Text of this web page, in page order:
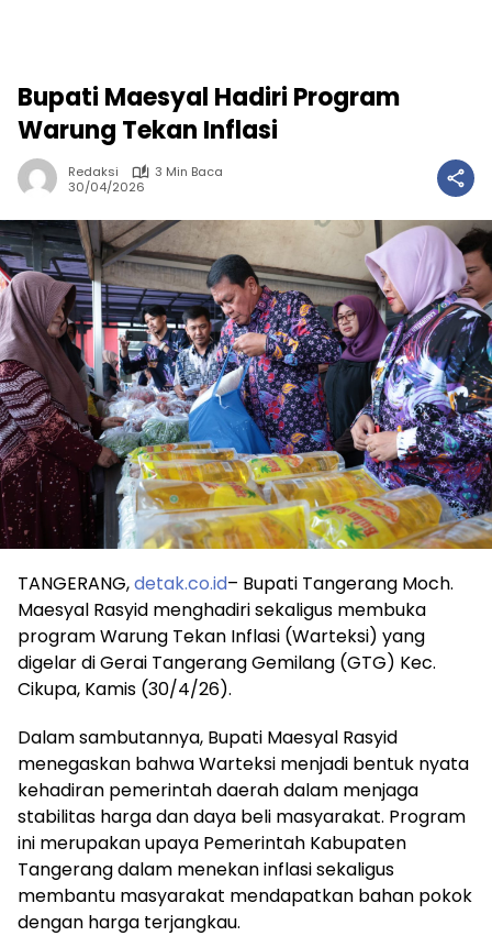
Bupati Maesyal Hadiri Program
Warung Tekan Inflasi
Redaksi
3 Min Baca
30/04/2026
TANGERANG,detak.co.id– Bupati Tangerang Moch.
Maesyal Rasyid menghadiri sekaligus membuka
program Warung Tekan Inflasi (Warteksi) yang
digelar di Gerai Tangerang Gemilang (GTG) Kec.
Cikupa, Kamis (30/4/26).
Dalam sambutannya, Bupati Maesyal Rasyid
menegaskan bahwa Warteksi menjadi bentuk nyata
kehadiran pemerintah daerah dalam menjaga
stabilitas harga dan daya beli masyarakat. Program
ini merupakan upaya Pemerintah Kabupaten
Tangerang dalam menekan inflasi sekaligus
membantu masyarakat mendapatkan bahan pokok
dengan harga terjangkau.